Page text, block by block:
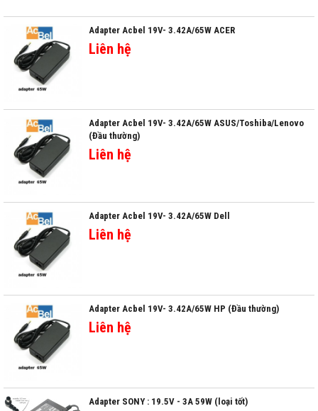
Adapter Acbel 19V- 3.42A/65W ACER
Liên hệ
Adapter Acbel 19V- 3.42A/65W ASUS/Toshiba/Lenovo
(Đầu thường)
Liên hệ
Adapter Acbel 19V- 3.42A/65W Dell
Liên hệ
Adapter Acbel 19V- 3.42A/65W HP (Đầu thường)
Liên hệ
Adapter SONY : 19.5V - 3A 59W (loại tốt)